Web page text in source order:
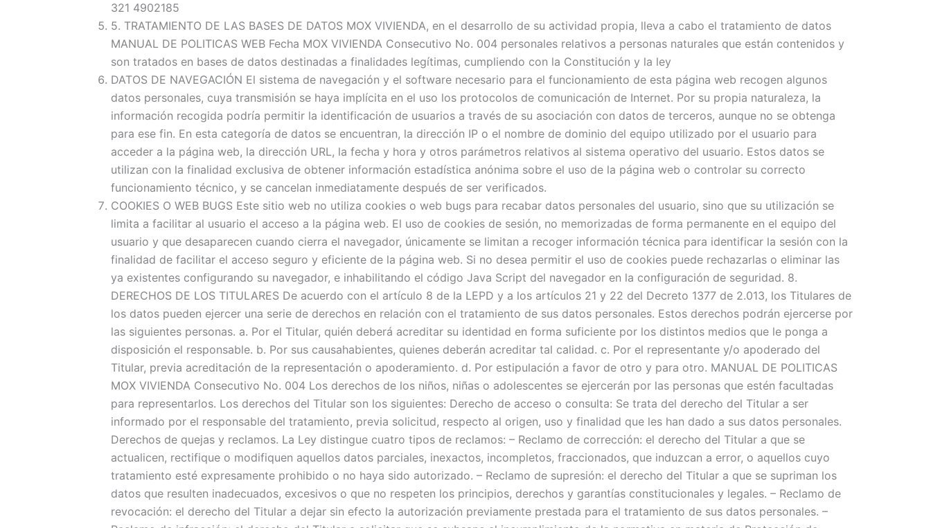
321 4902185
5. TRATAMIENTO DE LAS BASES DE DATOS MOX VIVIENDA, en el desarrollo de su actividad propia, lleva a cabo el tratamiento de datos
MANUAL DE POLITICAS WEB Fecha MOX VIVIENDA Consecutivo No. 004 personales relativos a personas naturales que están contenidos y
son tratados en bases de datos destinadas a finalidades legítimas, cumpliendo con la Constitución y la ley
DATOS DE NAVEGACIÓN El sistema de navegación y el software necesario para el funcionamiento de esta página web recogen algunos
datos personales, cuya transmisión se haya implícita en el uso los protocolos de comunicación de Internet. Por su propia naturaleza, la
información recogida podría permitir la identificación de usuarios a través de su asociación con datos de terceros, aunque no se obtenga
para ese fin. En esta categoría de datos se encuentran, la dirección IP o el nombre de dominio del equipo utilizado por el usuario para
acceder a la página web, la dirección URL, la fecha y hora y otros parámetros relativos al sistema operativo del usuario. Estos datos se
utilizan con la finalidad exclusiva de obtener información estadística anónima sobre el uso de la página web o controlar su correcto
funcionamiento técnico, y se cancelan inmediatamente después de ser verificados.
COOKIES O WEB BUGS Este sitio web no utiliza cookies o web bugs para recabar datos personales del usuario, sino que su utilización se
limita a facilitar al usuario el acceso a la página web. El uso de cookies de sesión, no memorizadas de forma permanente en el equipo del
usuario y que desaparecen cuando cierra el navegador, únicamente se limitan a recoger información técnica para identificar la sesión con la
finalidad de facilitar el acceso seguro y eficiente de la página web. Si no desea permitir el uso de cookies puede rechazarlas o eliminar las
ya existentes configurando su navegador, e inhabilitando el código Java Script del navegador en la configuración de seguridad. 8.
DERECHOS DE LOS TITULARES De acuerdo con el artículo 8 de la LEPD y a los artículos 21 y 22 del Decreto 1377 de 2.013, los Titulares de
los datos pueden ejercer una serie de derechos en relación con el tratamiento de sus datos personales. Estos derechos podrán ejercerse por
las siguientes personas. a. Por el Titular, quién deberá acreditar su identidad en forma suficiente por los distintos medios que le ponga a
disposición el responsable. b. Por sus causahabientes, quienes deberán acreditar tal calidad. c. Por el representante y/o apoderado del
Titular, previa acreditación de la representación o apoderamiento. d. Por estipulación a favor de otro y para otro. MANUAL DE POLITICAS
MOX VIVIENDA Consecutivo No. 004 Los derechos de los niños, niñas o adolescentes se ejercerán por las personas que estén facultadas
para representarlos. Los derechos del Titular son los siguientes: Derecho de acceso o consulta: Se trata del derecho del Titular a ser
informado por el responsable del tratamiento, previa solicitud, respecto al origen, uso y finalidad que les han dado a sus datos personales.
Derechos de quejas y reclamos. La Ley distingue cuatro tipos de reclamos: – Reclamo de corrección: el derecho del Titular a que se
actualicen, rectifique o modifiquen aquellos datos parciales, inexactos, incompletos, fraccionados, que induzcan a error, o aquellos cuyo
tratamiento esté expresamente prohibido o no haya sido autorizado. – Reclamo de supresión: el derecho del Titular a que se supriman los
datos que resulten inadecuados, excesivos o que no respeten los principios, derechos y garantías constitucionales y legales. – Reclamo de
revocación: el derecho del Titular a dejar sin efecto la autorización previamente prestada para el tratamiento de sus datos personales. –